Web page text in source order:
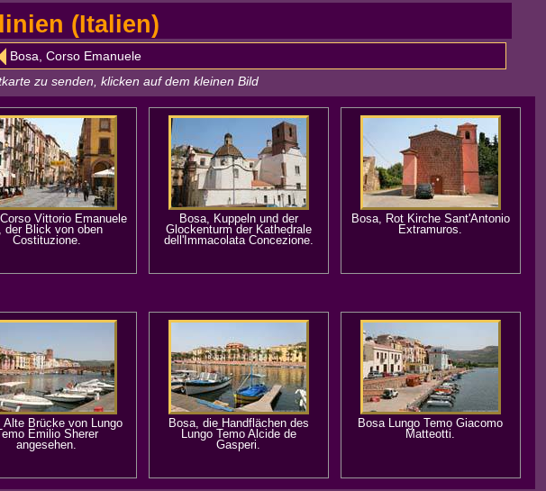
(Italien)
Bosa, Corso Emanuele
zu senden, klicken auf dem kleinen Bild
Vittorio Emanuele
der Blick von oben
Costituzione.
Bosa, Kuppeln und der
Glockenturm der Kathedrale
dell'Immacolata Concezione.
Bosa, Rot Kirche Sant'Antonio
Extramuros.
Alte Brücke von Lungo
Emilio Sherer
angesehen.
Bosa, die Handflächen des
Lungo Temo Alcide de
Gasperi.
Bosa Lungo Temo Giacomo
Matteotti.